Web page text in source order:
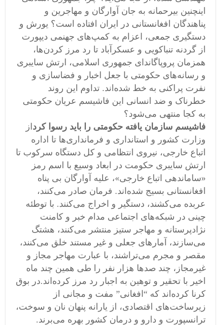
اینچنین بیرحمانه به جان آوارگان و مهاجرین و
پناهندگان افغانستانی در ایران افتاده است؟ یورش و
دستگیری جمعی، اعزام به کمپ‌های جهنمی دیپورت
از گردنه تنباکویی و عسکر‌آباد تا رد مرز کردن‌ها،
همزمان پروپاگاندای جمهوری اسلامی، ارتش سایبری
و رسانه‌های حکومتی با جعل اخبار و فضاسازی و
نفرت پراکنی به خط شده‌اند. تداوم این روند
خطرناک و ضد انسانی این فاشیسم عریان حکومتی
به کجا منتهی می‌شود؟
فاشیسم سازمان یافته حکومتی را باید رسوا کرد از
وزارت کشور و استانداری و فرمانداری‌ها تا اداره
اتباع خارجی، نیروی انتظامی و کل دستگاه سرکوب تا
ارتش سایبری‌ حکومت در ابعاد وسیع با اسم رمز
«ساماندهی اتباع خارجی»، علیه آوارگان بی پناه
افغانستانی بسیج شده‌اند. فرمان صادر می‌کنند،
عربده می‌کشند، دستگیر و اخراج می‌کنند. با توطئه
چینی در شبکه‌های اجتماعی مدام خبر و کامنت
نژادپرستانه و مهاجر ستیز منتشر می‌کنند، هشتگ
می‌سازند،‌ آمارهای جعلی و غیر مستند خلق می‌کنند،
مقصر و مجرم می‌تراشند، با عبارت مهاجر مجاز و
غیرمجاز، چند صدها هزار نفر را طی همین چند ماه
اخیر با تحقیر و توهین به اجبار رد مرز کرده‌اند.در بوق
کرنا کرده‌اند که “افغانی” مفت و مجانی از
زیرساخت‌های اقتصادی، از یارانه پنهان نان و سوخت،
ترانسپورت و دارو و درمان کشور بهره می‌برند.